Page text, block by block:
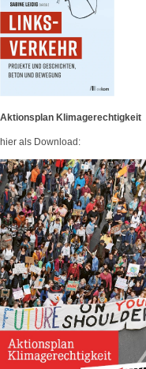
Aktionsplan Klimagerechtigkeit
hier als Download: